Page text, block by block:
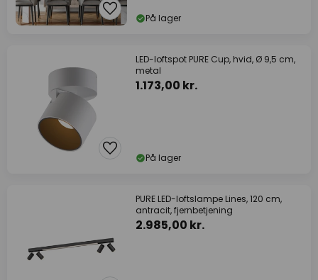
På lager
LED-loftspot PURE Cup, hvid, Ø 9,5 cm,
metal
1.173,00 kr.
På lager
PURE LED-loftslampe Lines, 120 cm,
antracit, fjernbetjening
2.985,00 kr.